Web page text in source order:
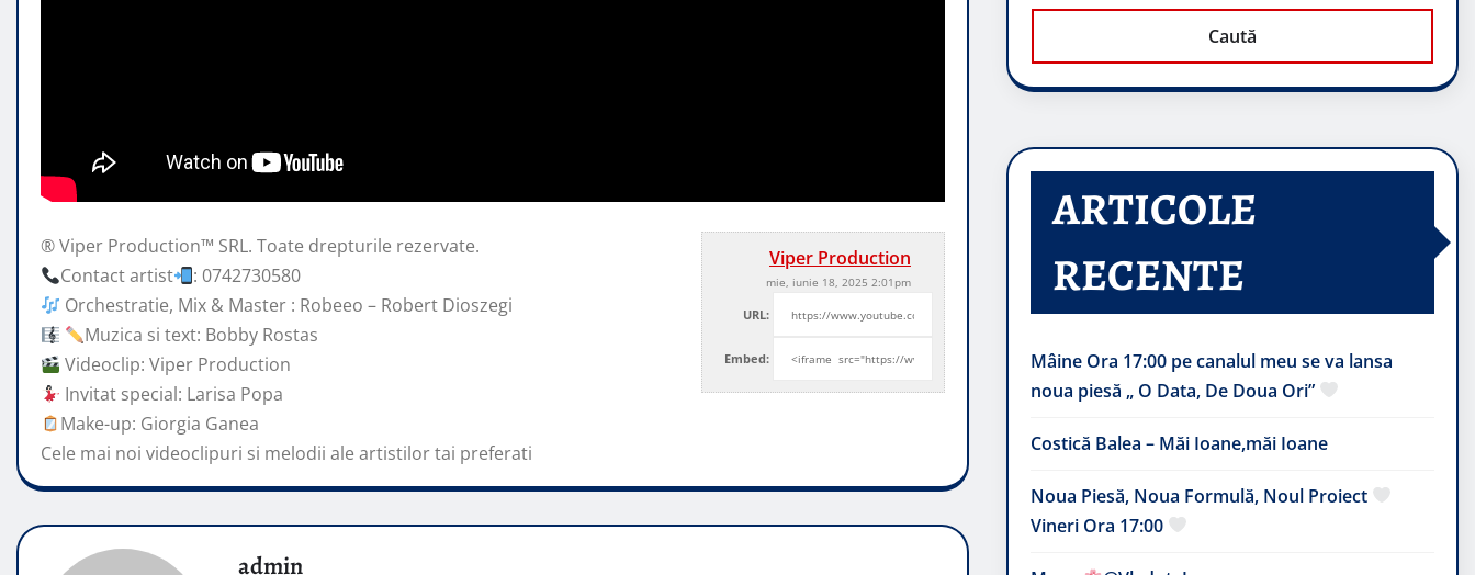
Viper Production
mie, iunie 18, 2025 2:01pm
URL:
Embed:
® Viper Production™ SRL. Toate drepturile rezervate.
Contact artist
: 0742730580
Orchestratie, Mix & Master : Robeeo – Robert Dioszegi
Muzica sitext: Bobby Rostas
Videoclip: Viper Production
Invitat special: Larisa Popa
Make-up: Giorgia Ganea
Cele mai noi videoclipuri si melodii ale artistilor tai preferati
admin
Caută
ARTICOLE
RECENTE
Mâine Ora 17:00 pe canalul meu se va lansa
noua piesă „ O Data, De Doua Ori”
Costică Balea – Măi Ioane,măi Ioane
Noua Piesă, Noua Formulă, Noul Proiect
Vineri Ora 17:00